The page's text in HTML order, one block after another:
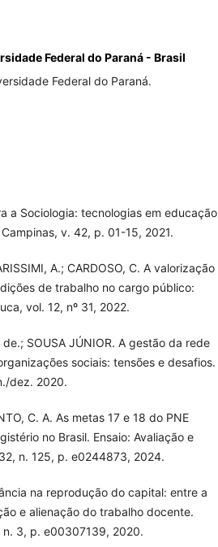
Federal do Paraná - Brasil
Federal do Paraná.
a Sociologia: tecnologias em educação
v. 42, p. 01-15, 2021.
A.; CARDOSO, C. A valorização
de trabalho no cargo público:
vol. 12, nº 31, 2022.
SOUSA JÚNIOR. A gestão da rede
sociais: tensões e desafios.
dez. 2020.
C. A. As metas 17 e 18 do PNE
no Brasil. Ensaio: Avaliação e
n. 125, p. e0244873, 2024.
na reprodução do capital: entre a
e alienação do trabalho docente.
n. 3, p. e00307139, 2020.